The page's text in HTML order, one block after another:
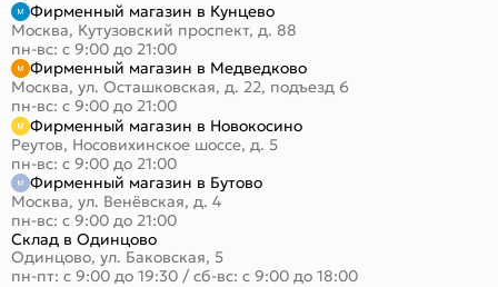
Фирменный магазин в Кунцево
Москва, Кутузовский проспект, д. 88
пн-вс: с 9:00 до 21:00
Фирменный магазин в Медведково
Москва, ул. Осташковская, д. 22, подъезд 6
пн-вс: с 9:00 до 21:00
Фирменный магазин в Новокосино
Реутов, Носовихинское шоссе, д. 5
пн-вс: с 9:00 до 21:00
Фирменный магазин в Бутово
Москва, ул. Венёвская, д. 4
пн-вс: с 9:00 до 21:00
Склад в Одинцово
Одинцово, ул. Баковская, 5
пн-пт: с 9:00 до 19:30 / сб-вс: с 9:00 до 18:00